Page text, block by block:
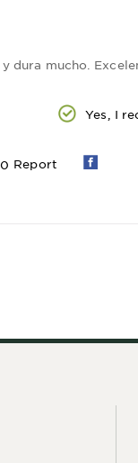
dura mucho.
Yes, I
0 Report